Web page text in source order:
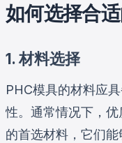
如何选择合
1. 材料选择
PHC模具的材料应
性。通常情况下，
的首选材料，它们